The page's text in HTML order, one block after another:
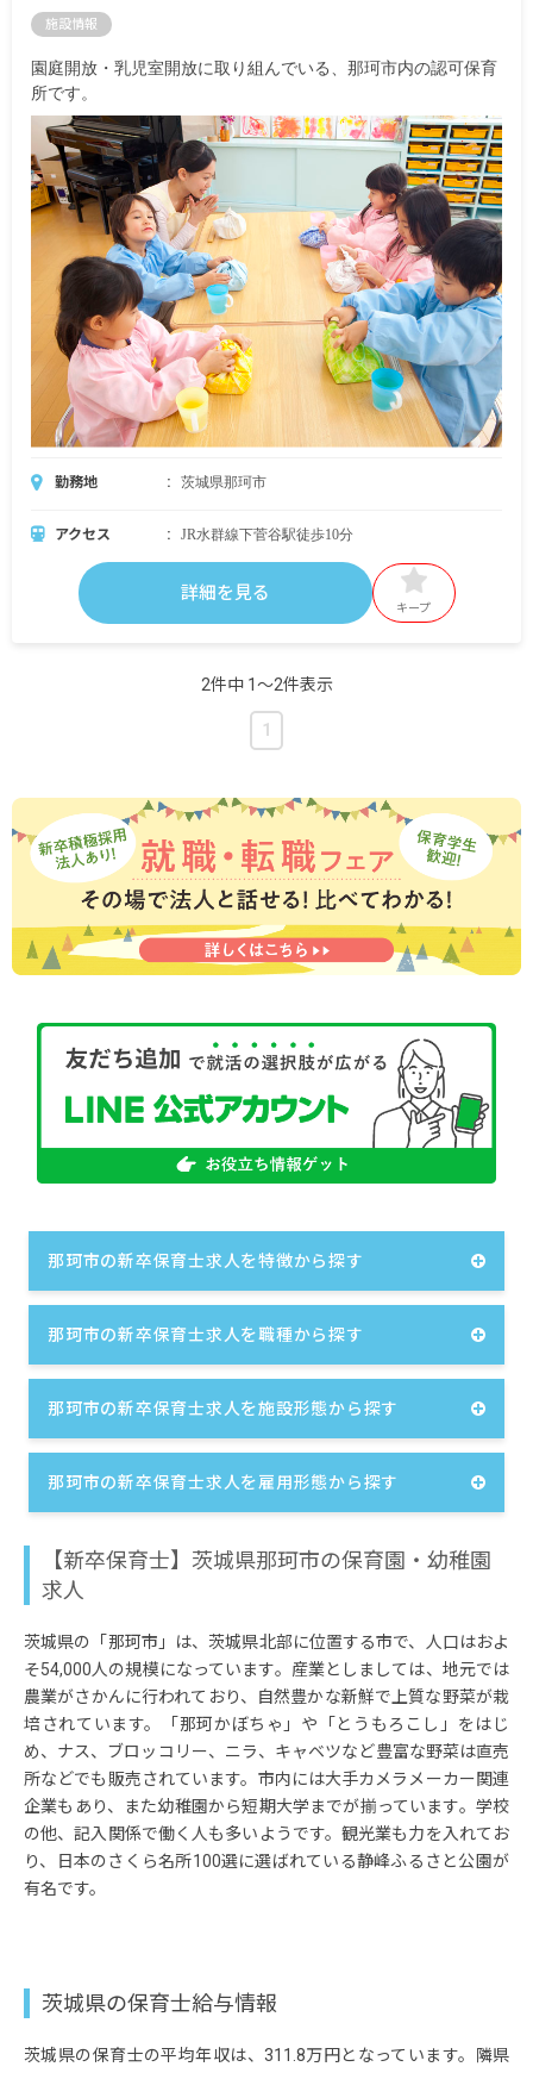
施設情報
園庭開放・乳児室開放に取り組んでいる、那珂市内の認可保育
所です。
勤務地 茨城県那珂市
アクセス JR水群線下菅谷駅徒歩10分
詳細を見る
キープ
2件中 1〜2件表示
1
那珂市の新卒保育士求人を特徴から探す
那珂市の新卒保育士求人を職種から探す
那珂市の新卒保育士求人を施設形態から探す
那珂市の新卒保育士求人を雇用形態から探す
【新卒保育士】茨城県那珂市の保育園・幼稚園
求人
茨城県の「那珂市」は、茨城県北部に位置する市で、人口はおよ
そ54,000人の規模になっています。産業としましては、地元では
農業がさかんに行われており、自然豊かな新鮮で上質な野菜が栽
培されています。「那珂かぼちゃ」や「とうもろこし」をはじ
め、ナス、ブロッコリー、ニラ、キャベツなど豊富な野菜は直売
所などでも販売されています。市内には大手カメラメーカー関連
企業もあり、また幼稚園から短期大学までが揃っています。学校
の他、記入関係で働く人も多いようです。観光業も力を入れてお
り、日本のさくら名所100選に選ばれている静峰ふるさと公園が
有名です。
茨城県の保育士給与情報
茨城県の保育士の平均年収は、311.8万円となっています。隣県